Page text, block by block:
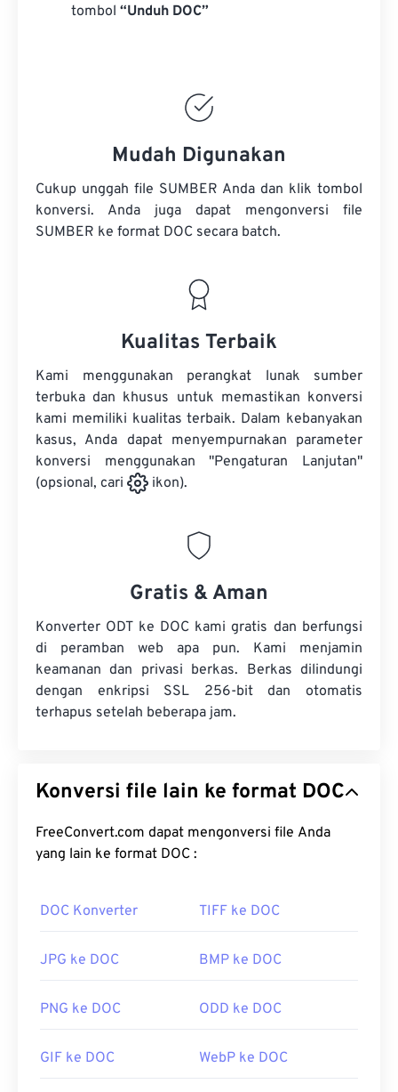
tombol “Unduh DOC”
Mudah Digunakan
Cukup unggah file SUMBER Anda dan klik tombol
konversi. Anda juga dapat mengonversi file
SUMBER ke format DOC secara batch.
Kualitas Terbaik
Kami menggunakan perangkat lunak sumber
terbuka dan khusus untuk memastikan konversi
kami memiliki kualitas terbaik. Dalam kebanyakan
kasus, Anda dapat menyempurnakan parameter
konversi menggunakan "Pengaturan Lanjutan"
(opsional, cari
ikon).
Gratis & Aman
Konverter ODT ke DOC kami gratis dan berfungsi
di peramban web apa pun. Kami menjamin
keamanan dan privasi berkas. Berkas dilindungi
dengan enkripsi SSL 256-bit dan otomatis
terhapus setelah beberapa jam.
Konversi file lain ke format DOC
FreeConvert.com dapat mengonversi file Anda
yang lain ke format DOC :
DOC Konverter TIFF ke DOC
JPG ke DOC BMP ke DOC
PNG ke DOC ODD ke DOC
GIF ke DOC WebP ke DOC